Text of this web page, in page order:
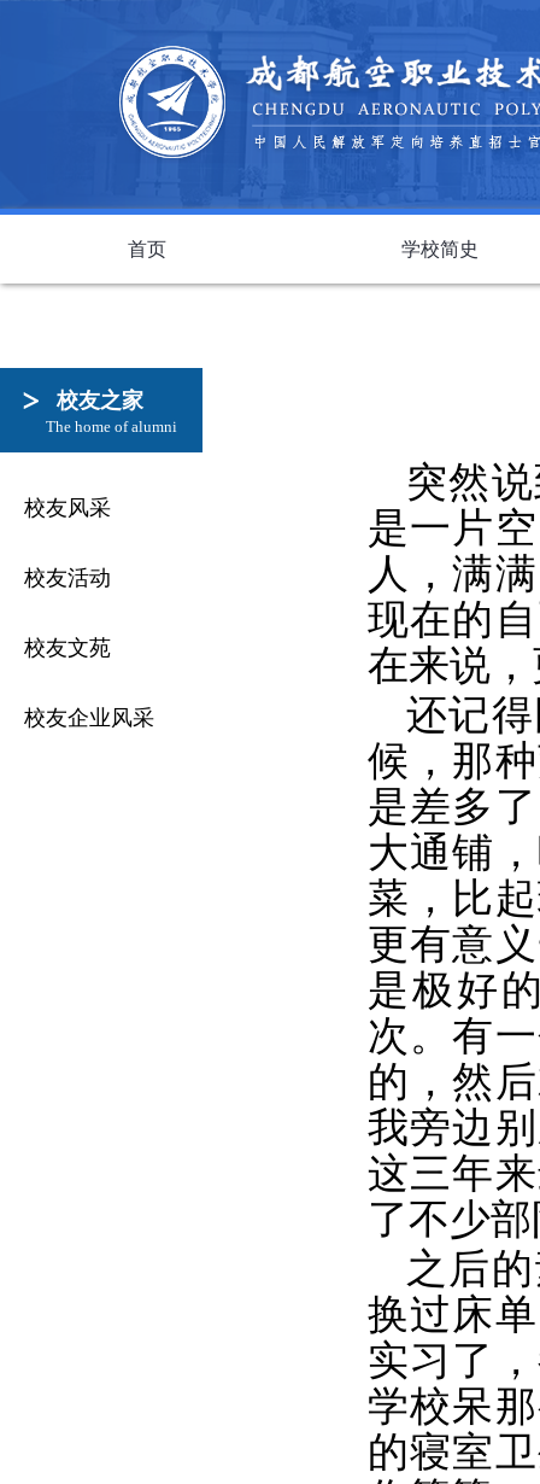
首页 学校简史
校友之家
The home of alumni
校友风采
校友活动
校友文苑
校友企业风采
突然
是一片
人，满
现在的
在来说
还记
候，那
是差多
大通铺
菜，比
更有意
是极好
次。有
的，然
我旁边
这三年
了不少
之后
换过床
实习了
学校呆
的寝室